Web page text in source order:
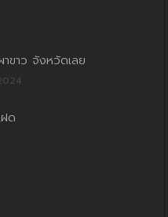
ขาว จังหวัดเลย
ด